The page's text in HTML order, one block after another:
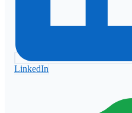
LinkedIn